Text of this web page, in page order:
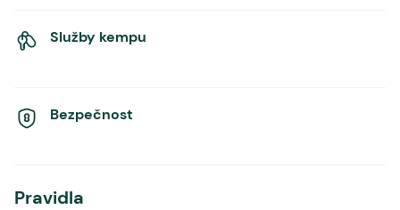
Služby kempu
Bezpečnost
Pravidla